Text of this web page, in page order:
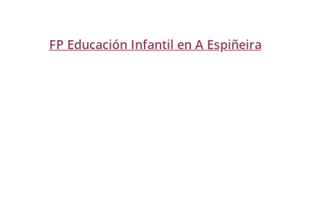
FP Educación Infantil en A Espiñeira